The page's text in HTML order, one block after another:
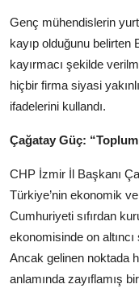
Genç mühendislerin yurt
kayıp olduğunu belirten
kayırmacı şekilde
hiçbir firma siyasi
ifadelerini kullandı.
Çağatay Güç:
CHP İzmir İl Başkanı
Türkiye’nin ekonomik
Cumhuriyeti sıfırdan
ekonomisinde on
Ancak gelinen noktada
anlamında zayıflamış